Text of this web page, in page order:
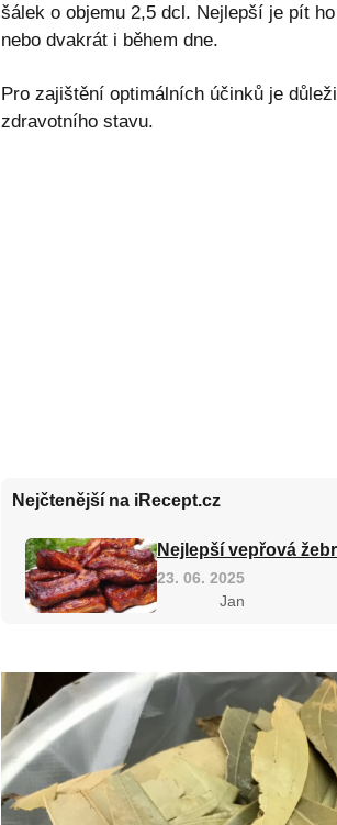
šálek o objemu 2,5 dcl. Nejlepší je pít
nebo dvakrát i během dne.
Pro zajištění optimálních účinků je
zdravotního stavu.
Nejčtenější na iRecept.cz
Nejlepší vepřová
23. 06. 2025
Jan